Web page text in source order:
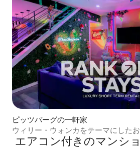
ピッツバーグの一軒家
ウィリー・ウォンカをテーマにした
ッド|便利な駐車場
エアコン付きのマンシ